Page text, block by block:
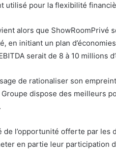
utilisé pour la flexibilité
alors que ShowRoomPrivé
en initiant un plan
serait de 8 à 10 millions
de rationaliser son
dispose des meilleurs
de l’opportunité offerte par
en partie leur participation